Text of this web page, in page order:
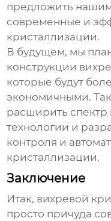
предложить
современные и
кристаллизации.
В будущем, мы
конструкции
которые будут
экономичными.
расширить
технологии и
контроля и
кристаллизации.
Заключение
Итак, вихревой
просто причуда